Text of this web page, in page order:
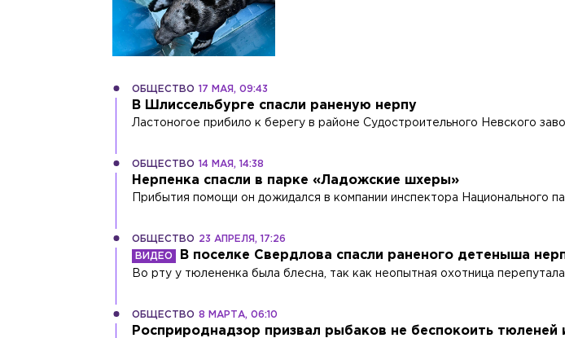
ОБЩЕСТВО 17 МАЯ, 09:43
В Шлиссельбурге спасли раненую нерпу
Ластоногое прибило к берегу в районе Судостроительного Невского
ОБЩЕСТВО 14 МАЯ, 14:38
Нерпенка спасли в парке «Ладожские шхеры»
Прибытия помощи он дожидался в компании инспектора Национального
ОБЩЕСТВО 23 АПРЕЛЯ, 17:26
В поселке Свердлова спасли раненого детеныша
Во рту у тюлененка была блесна, так как неопытная охотница
ОБЩЕСТВО 8 МАРТА, 06:10
Росприроднадзор призвал рыбаков не беспокоить тюленей